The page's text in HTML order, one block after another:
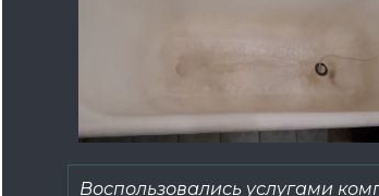
Воспользовались услугами